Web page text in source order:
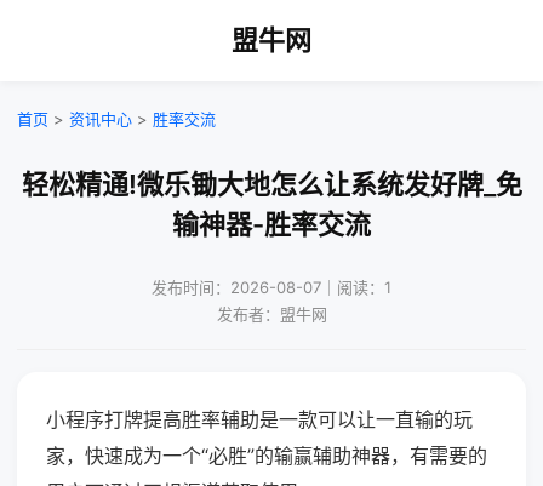
盟牛网
首页 > 资讯中心 > 胜率交流
轻松精通!微乐锄大地怎么让系统发好牌_免
输神器-胜率交流
发布时间：2026-08-07｜阅读：1
发布者：盟牛网
小程序打牌提高胜率辅助是一款可以让一直输的玩
家，快速成为一个“必胜”的输赢辅助神器，有需要的